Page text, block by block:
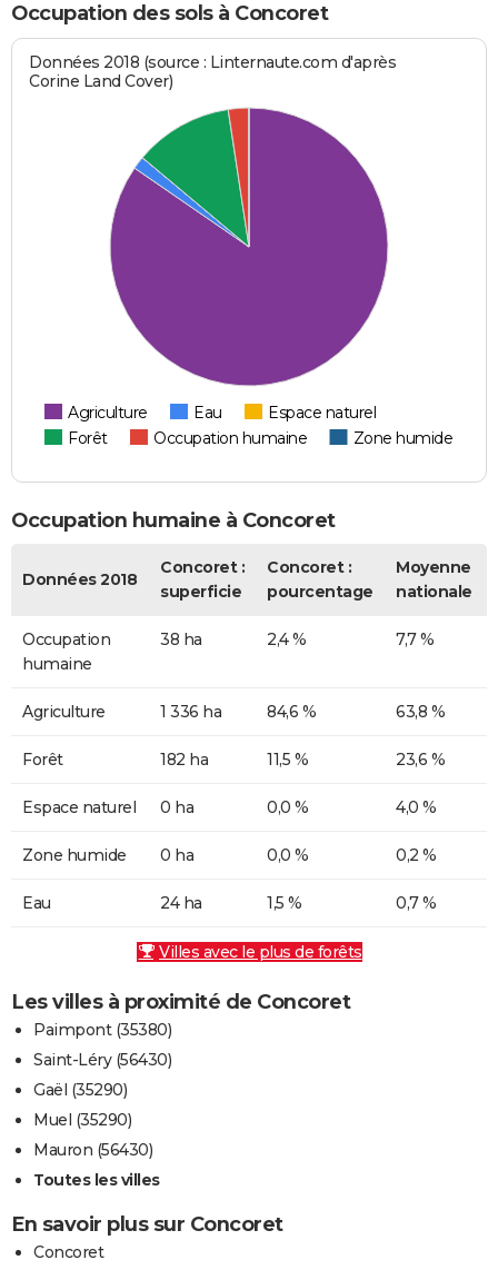
Occupation des sols à Concoret
Données 2018 (source : Linternaute.com d'après
Corine Land Cover)
Agriculture Eau
Espace naturel
Forêt
Occupation humaine Zone humide
Occupation humaine à Concoret
Données 2018
Concoret :
superficie
Concoret :
pourcentage
Moyenne
nationale
Occupation
humaine
38 ha 2,4 % 7,7 %
Agriculture 1 336 ha 84,6 % 63,8 %
Forêt 182 ha 11,5 % 23,6 %
Espace naturel 0 ha 0,0 % 4,0 %
Zone humide 0 ha 0,0 % 0,2 %
Eau 24 ha 1,5 % 0,7 %
Villes avec le plus de forêts
Les villes à proximité de Concoret
Paimpont (35380)
Saint-Léry (56430)
Gaël (35290)
Muel (35290)
Mauron (56430)
Toutes les villes
En savoir plus sur Concoret
Concoret